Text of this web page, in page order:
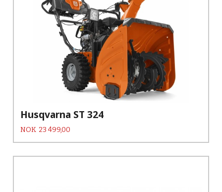
Husqvarna ST 324
Pris
NOK 23 499,00